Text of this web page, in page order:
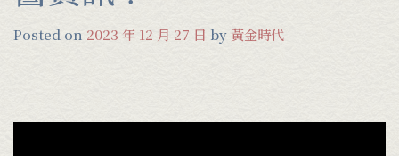
Posted on 2023 年 12 月 27 日 by 黃金時代